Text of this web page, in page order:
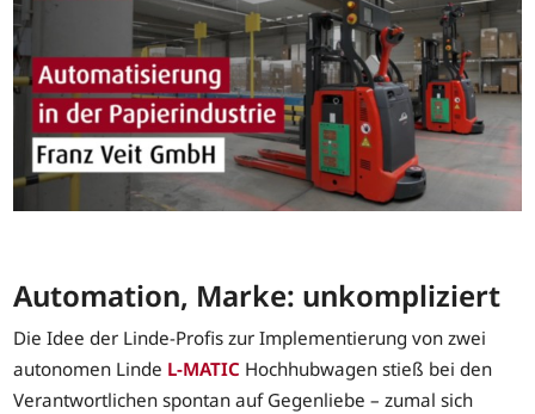
Automation, Marke: unkompliziert
Die Idee der Linde-Profis zur Implementierung von zwei
autonomen Linde L-MATIC Hochhubwagen stieß bei den
Verantwortlichen spontan auf Gegenliebe – zumal sich